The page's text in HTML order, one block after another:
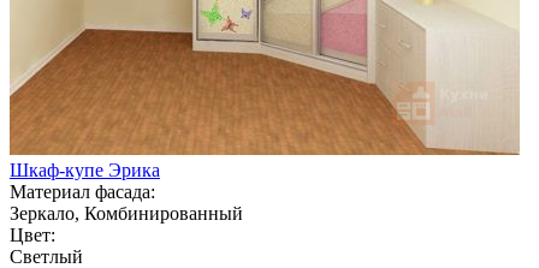
Шкаф-купе Эрика
Материал фасада:
Зеркало, Комбинированный
Цвет:
Светлый